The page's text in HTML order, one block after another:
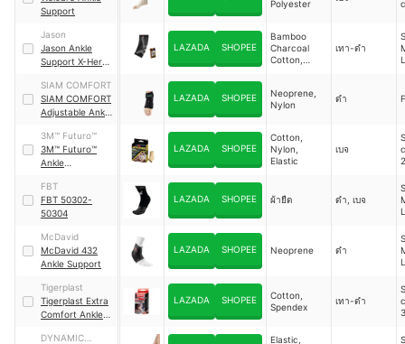
Support
Polyester
Jason
Jason Ankle
Support X-Hero
LAZADA SHOPEE
Bamboo
Charcoal
Cotton,
เทา-ดำ
SIAM COMFORT
SIAM COMFORT
Adjustable Ankle
LAZADA SHOPEE
Neoprene,
Nylon
ดำ
3M™ Futuro™
3M™ Futuro™
Ankle
Support
LAZADA SHOPEE
Cotton,
Nylon,
Elastic
เบจ
FBT
FBT 50302-
50304
LAZADA SHOPEE ผ้ายืด ดำ, เบจ
McDavid
McDavid 432
Ankle Support
LAZADA SHOPEE Neoprene ดำ
Tigerplast
Tigerplast Extra
Comfort Ankle
LAZADA SHOPEE
Cotton,
Spendex
เทา-ดำ
DYNAMIC
Elastic,